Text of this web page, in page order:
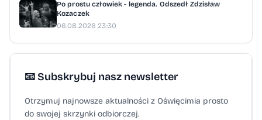
Po prostu człowiek - legenda. Odszedł Zdzisław
Kozaczek
06.08.2026 23:30
📧 Subskrybuj nasz newsletter
Otrzymuj najnowsze aktualności z Oświęcimia prosto
do swojej skrzynki odbiorczej.